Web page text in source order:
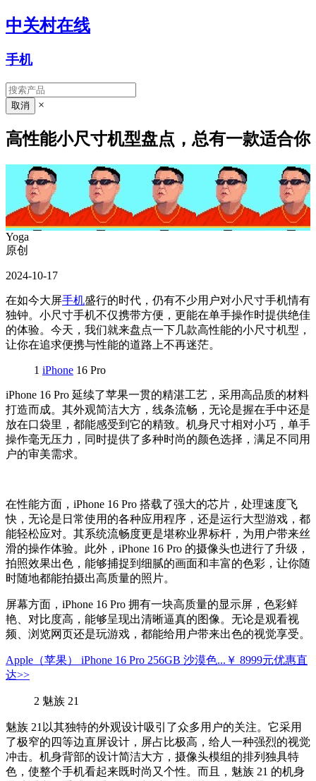
中关村在线
手机
×
高性能小尺寸机型盘点，总有一款适合你
Yoga
原创
2024-10-17
在如今大屏手机盛行的时代，仍有不少用户对小尺寸手机情有
独钟。小尺寸手机不仅携带方便，更能在单手操作时提供绝佳
的体验。今天，我们就来盘点一下几款高性能的小尺寸机型，
让你在追求便携与性能的道路上不再迷茫。
1 iPhone 16 Pro
iPhone 16 Pro 延续了苹果一贯的精湛工艺，采用高品质的材料
打造而成。其外观简洁大方，线条流畅，无论是握在手中还是
放在口袋里，都能感受到它的精致。机身尺寸相对小巧，单手
操作毫无压力，同时提供了多种时尚的颜色选择，满足不同用
户的审美需求。
在性能方面，iPhone 16 Pro 搭载了强大的芯片，处理速度飞
快，无论是日常使用的各种应用程序，还是运行大型游戏，都
能轻松应对。其系统流畅度更是堪称业界标杆，为用户带来丝
滑的操作体验。此外，iPhone 16 Pro 的摄像头也进行了升级，
拍照效果出色，能够捕捉到细腻的画面和丰富的色彩，让你随
时随地都能拍摄出高质量的照片。
屏幕方面，iPhone 16 Pro 拥有一块高质量的显示屏，色彩鲜
艳、对比度高，能够呈现出清晰逼真的图像。无论是观看视
频、浏览网页还是玩游戏，都能给用户带来出色的视觉享受。
Apple（苹果） iPhone 16 Pro 256GB 沙漠色... ￥ 8999元优惠直
达>>
2 魅族 21
魅族 21以其独特的外观设计吸引了众多用户的关注。它采用
了极窄的四等边直屏设计，屏占比极高，给人一种强烈的视觉
冲击。机身背部的设计简洁大方，摄像头模组的排列独具特
色，使整个手机看起来既时尚又个性。而且，魅族 21 的机身